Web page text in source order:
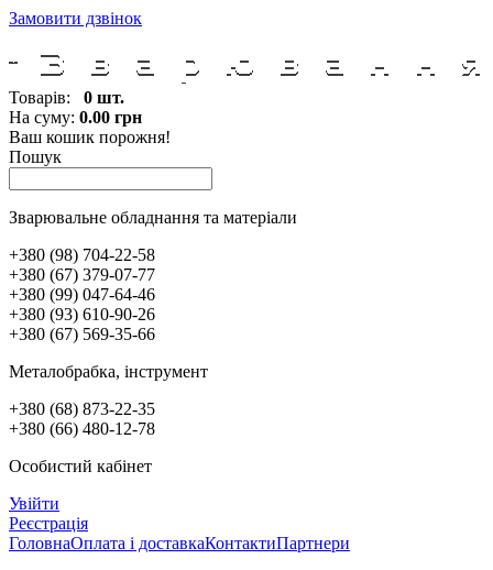
Замовити дзвінок
Товарів: 0 шт.
На суму: 0.00 грн
Ваш кошик порожня!
Пошук
Зварювальне обладнання та матеріали
+380 (98) 704-22-58
+380 (67) 379-07-77
+380 (99) 047-64-46
+380 (93) 610-90-26
+380 (67) 569-35-66
Металобрабка, інcтрумент
+380 (68) 873-22-35
+380 (66) 480-12-78
Особистий кабінет
Увійти
Реєстрація
ГоловнаОплата і доставкаКонтактиПартнери